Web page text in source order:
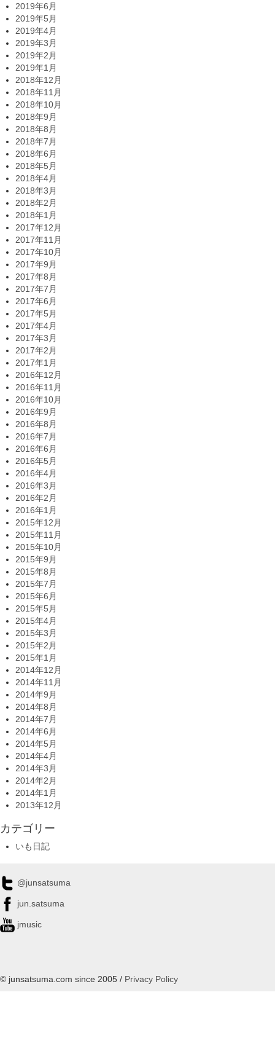
2019年6月
2019年5月
2019年4月
2019年3月
2019年2月
2019年1月
2018年12月
2018年11月
2018年10月
2018年9月
2018年8月
2018年7月
2018年6月
2018年5月
2018年4月
2018年3月
2018年2月
2018年1月
2017年12月
2017年11月
2017年10月
2017年9月
2017年8月
2017年7月
2017年6月
2017年5月
2017年4月
2017年3月
2017年2月
2017年1月
2016年12月
2016年11月
2016年10月
2016年9月
2016年8月
2016年7月
2016年6月
2016年5月
2016年4月
2016年3月
2016年2月
2016年1月
2015年12月
2015年11月
2015年10月
2015年9月
2015年8月
2015年7月
2015年6月
2015年5月
2015年4月
2015年3月
2015年2月
2015年1月
2014年12月
2014年11月
2014年9月
2014年8月
2014年7月
2014年6月
2014年5月
2014年4月
2014年3月
2014年2月
2014年1月
2013年12月
カテゴリー
いも日記
@junsatsuma
jun.satsuma
jmusic
© junsatsuma.com since 2005 / Privacy Policy